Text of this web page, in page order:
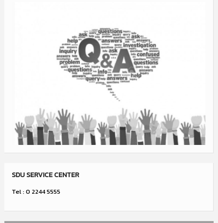
SDU SERVICE CENTER
Tel : 0 2244 5555